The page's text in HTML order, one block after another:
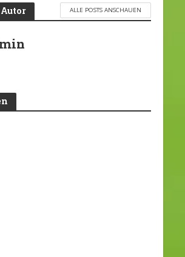
ALLE POSTS ANSCHAUEN